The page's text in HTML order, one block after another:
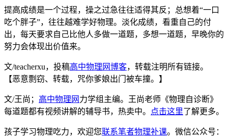
提高成绩是一个过程，操之过急往往适得其反；总想着“一口
吃个胖子”，往往越难学好物理。淡化成绩，看重自己的付
出，每天要求自己比他人多做一道题，多想一道题，早晚你的
努力会体现出价值来。
文/teacherxu，投稿高中物理网博客，转载注明所有链接。
【恶意剽窃、转载，咒你爹娘出门被车撞。】
文/王尚； 高中物理网 力学组主编。王尚老师《物理自诊断》
每道题都有视频讲解的辅导书，热卖中。
点击这里了解更多。
孩子学习物理吃力，欢迎您联系笔者物理补课。微信公众号：